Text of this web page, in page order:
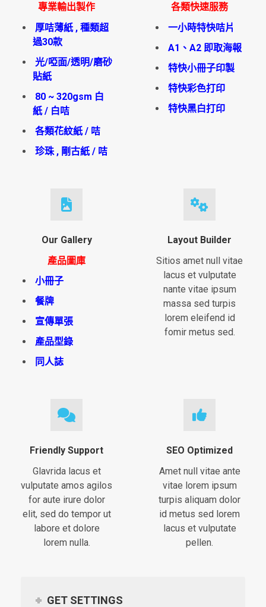
專業輸出製作
厚咭薄紙 , 種類超
過30款
光/啞面/透明/磨砂
貼紙
80 ~ 320gsm 白
紙 / 白咭
各類花紋紙 / 咭
珍珠 , 剛古紙 / 咭
各類快速服務
一小時特快咭片
A1、A2 即取海報
特快小冊子印製
特快彩色打印
特快黑白打印
Our Gallery
產品圖庫
小冊子
餐牌
宣傳單張
產品型錄
同人誌
Layout Builder
Sitios amet null vitae
lacus et vulputate
nante vitae ipsum
massa sed turpis
lorem eleifend id
fomir metus sed.
Friendly Support
Glavrida lacus et
vulputate amos agilos
for aute irure dolor
elit, sed do tempor ut
labore et dolore
lorem nulla.
SEO Optimized
Amet null vitae ante
vitae lorem ipsum
turpis aliquam dolor
id metus sed lorem
lacus et vulputate
pellen.
GET SETTINGS